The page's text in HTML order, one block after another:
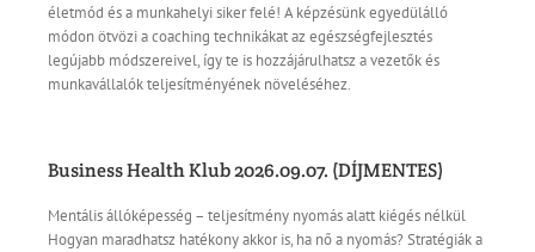
életmód és a munkahelyi siker felé! A képzésünk egyedülálló
módon ötvözi a coaching technikákat az egészségfejlesztés
legújabb módszereivel, így te is hozzájárulhatsz a vezetők és
munkavállalók teljesítményének növeléséhez.
Business Health Klub 2026.09.07. (DÍJMENTES)
Mentális állóképesség – teljesítmény nyomás alatt kiégés nélkül
Hogyan maradhatsz hatékony akkor is, ha nő a nyomás? Stratégiák a